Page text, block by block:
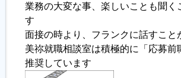
業務の大変な事、楽しいことも聞く
す
面接の時より、フランクに話すこと
美祢就職相談室は積極的に「応募前
推奨しています